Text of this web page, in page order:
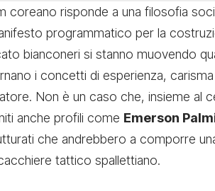
coreano risponde a una filosofia
programmatico per la
bianconeri si stanno muovendo
i concetti di esperienza,
Non è un caso che, insieme al
anche profili come Emerson
che andrebbero a comporre
tattico spallettiano.